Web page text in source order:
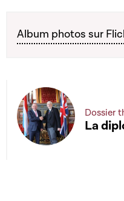
Album photos sur
La
Dossier